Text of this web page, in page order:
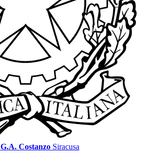
G.A. Costanzo Siracusa